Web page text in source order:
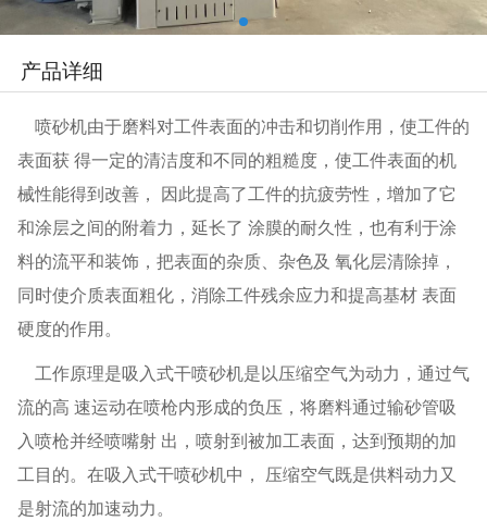
产品详细
喷砂机由于磨料对工件表面的冲击和切削作用，使工件的
表面获 得一定的清洁度和不同的粗糙度，使工件表面的机
械性能得到改善， 因此提高了工件的抗疲劳性，增加了它
和涂层之间的附着力，延长了 涂膜的耐久性，也有利于涂
料的流平和装饰，把表面的杂质、杂色及 氧化层清除掉，
同时使介质表面粗化，消除工件残余应力和提高基材 表面
硬度的作用。
工作原理是吸入式干喷砂机是以压缩空气为动力，通过气
流的高 速运动在喷枪内形成的负压，将磨料通过输砂管吸
入喷枪并经喷嘴射 出，喷射到被加工表面，达到预期的加
工目的。在吸入式干喷砂机中， 压缩空气既是供料动力又
是射流的加速动力。